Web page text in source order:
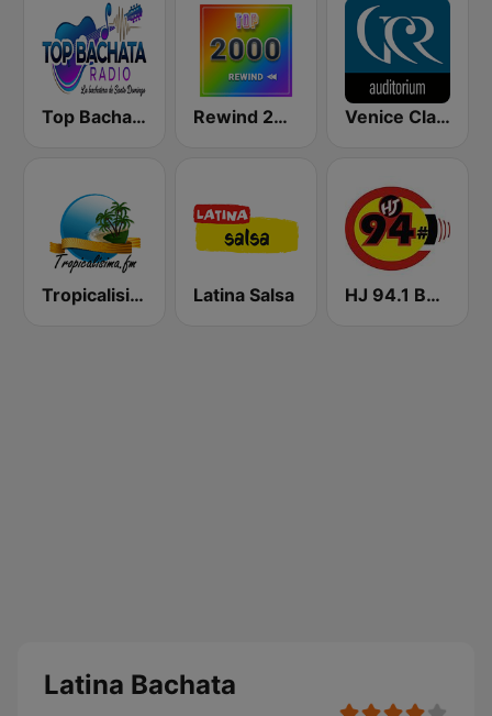
Top Bachata Radio Rewind 2000's Venice Classic Radio | VCR Auditorium
Tropicalisima.fm - Bachata Latina Salsa HJ 94.1 Boom FM
Latina Bachata